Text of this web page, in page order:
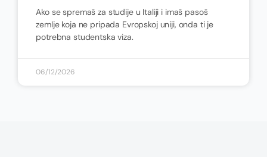
Ako se spremaš za studije u Italiji i imaš pasoš
zemlje koja ne pripada Evropskoj uniji, onda ti je
potrebna studentska viza.
06/12/2026